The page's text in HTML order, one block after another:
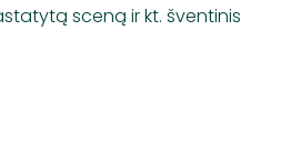
sceną ir kt. šventinis